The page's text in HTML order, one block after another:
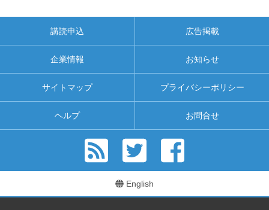
講読申込 広告掲載
企業情報 お知らせ
サイトマップ プライバシーポリシー
ヘルプ お問合せ
English